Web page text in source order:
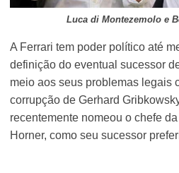
Luca di Montezemolo e
A Ferrari tem poder político até
definição do eventual sucessor
meio aos seus problemas legais
corrupção de Gerhard
recentemente nomeou o chefe
Horner, como seu sucessor